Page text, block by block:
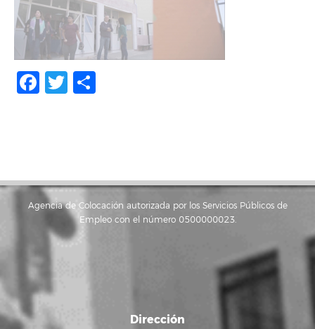
Facebook
Twitter
Agencia de Colocación autorizada por los Servicios Públicos de
Empleo con el número 0500000023.
Dirección